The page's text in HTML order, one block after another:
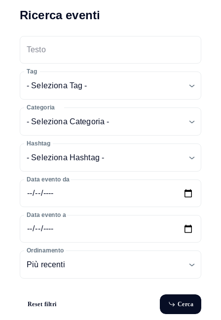
Ricerca eventi
Testo
Tag
- Seleziona Tag -
Categoria
- Seleziona Categoria -
Hashtag
- Seleziona Hashtag -
Data evento da
Data evento a
Ordinamento
Più recenti
Reset filtri Cerca
Cer